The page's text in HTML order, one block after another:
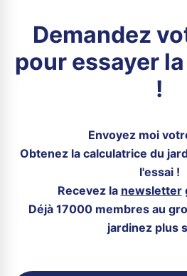
Demandez
pour essayer
!
Envoyez moi
Obtenez la calculatrice du
l'essai !
Recevez la newsletter
Déjà 17000 membres au
jardinez plus